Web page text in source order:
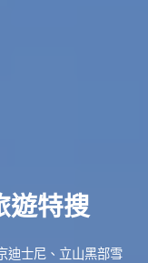
遊特搜
迪士尼、立山黑部雪